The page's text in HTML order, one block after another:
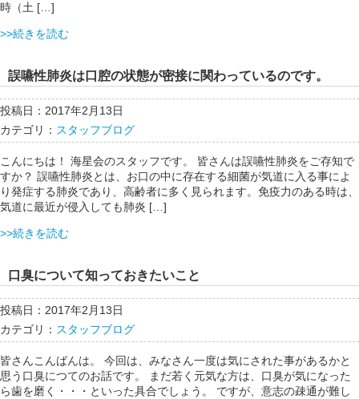
時（土 […]
>>続きを読む
誤嚥性肺炎は口腔の状態が密接に関わっているのです。
投稿日：2017年2月13日
カテゴリ： スタッフブログ
こんにちは！ 海星会のスタッフです。 皆さんは誤嚥性肺炎をご存知で
すか？ 誤嚥性肺炎とは、お口の中に存在する細菌が気道に入る事によ
り発症する肺炎であり、高齢者に多く見られます。免疫力のある時は、
気道に最近が侵入しても肺炎 […]
>>続きを読む
口臭について知っておきたいこと
投稿日：2017年2月13日
カテゴリ： スタッフブログ
皆さんこんばんは。 今回は、みなさん一度は気にされた事があるかと
思う口臭につてのお話です。 まだ若く元気な方は、口臭が気になった
ら歯を磨く・・・といった具合でしょう。 ですが、意志の疎通が難し